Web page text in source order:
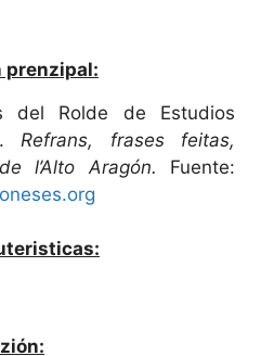
prenzipal:
del Rolde de Estudios
Refrans, frases feitas,
l’Alto Aragón. Fuente: